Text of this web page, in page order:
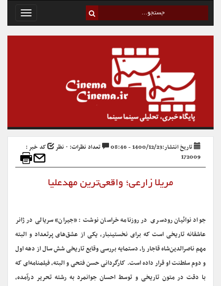
Toggle
تاریخ انتشار:1400/12/23 - 08:46 تعداد نظرات: ۰ نظر
کد خبر :
172009
مریلا زارعی؛ واقعی‌ترین مهدعلیا
جواد نوائیان رودسری در روزنامه خراسان نوشت : «جیران» سریالی در ژانر
عاشقانه تاریخی است که برای نخستین‎بار، یکی از عشق‌های پرتعداد و البته
مهم ناصرالدین‌شاه قاجار را، دستمایه بررسی وقایع تاریخی شش سال از دهه اول
و دوم سلطنت او قرار داده است‌. کارگردانی حسن فتحی و البته، فیلم‎نامه‌ای که
با دقت در متون تاریخی و توسط احسان جوانمرد به رشته‌ تحریر درآمده،